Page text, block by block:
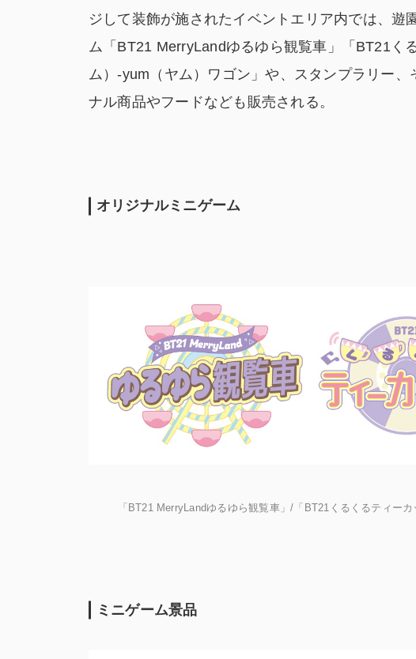
ジして装飾が施されたイベントエリア内では、遊
ム「BT21 MerryLandゆるゆら観覧車」「BT21く
ム）-yum（ヤム）ワゴン」や、スタンプラリー
ナル商品やフードなども販売される。
オリジナルミニゲーム
「BT21 MerryLandゆるゆら観覧車」/「BT21くるくるティー
ミニゲーム景品